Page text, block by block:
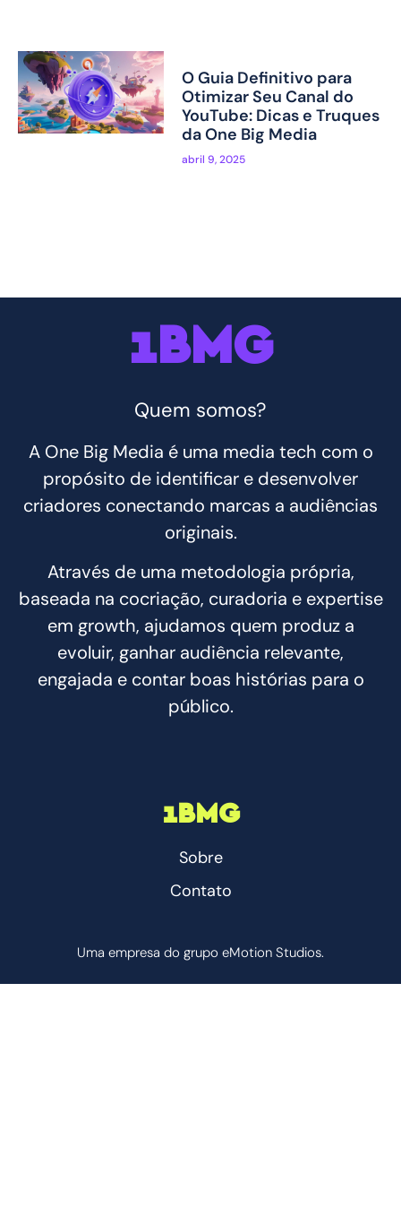
O Guia Definitivo para
Otimizar Seu Canal do
YouTube: Dicas e Truques
da One Big Media
abril 9, 2025
1BMG
Quem somos?
A One Big Media é uma media tech com o
propósito de identificar e desenvolver
criadores conectando marcas a audiências
originais.
Através de uma metodologia própria,
baseada na cocriação, curadoria e expertise
em growth, ajudamos quem produz a
evoluir, ganhar audiência relevante,
engajada e contar boas histórias para o
público.
1BMG
Sobre
Contato
Uma empresa do grupo eMotion Studios.